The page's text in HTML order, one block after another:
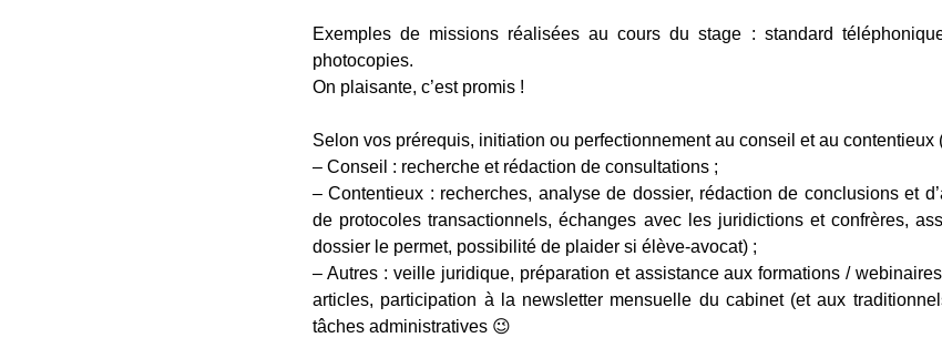
Exemples de missions réalisées au cours du stage : standard
photocopies.
On plaisante, c’est promis !
Selon vos prérequis, initiation ou perfectionnement au conseil et au contentieux
– Conseil : recherche et rédaction de consultations ;
– Contentieux : recherches, analyse de dossier, rédaction de conclusions et
de protocoles transactionnels, échanges avec les juridictions et confrères,
dossier le permet, possibilité de plaider si élève-avocat) ;
– Autres : veille juridique, préparation et assistance aux formations /
articles, participation à la newsletter mensuelle du cabinet (et aux
tâches administratives 😉